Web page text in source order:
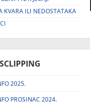
KVARA ILI NEDOSTATAKA
2025.
PROSINAC 2024.